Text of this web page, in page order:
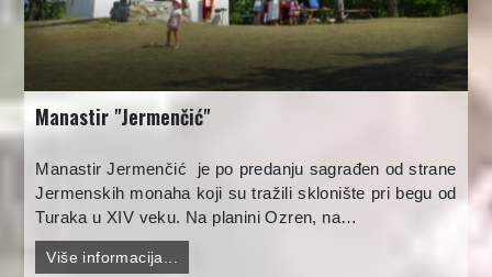
Manastir "Jermenčić"
Manastir Jermenčić je po predanju sagrađen od strane
Jermenskih monaha koji su tražili sklonište pri begu od
Turaka u XIV veku. Na planini Ozren, na…
Više informacija...